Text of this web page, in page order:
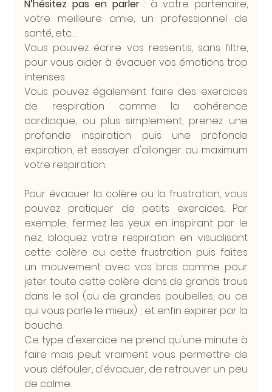
N’hésitez pas en parler : à votre partenaire,
votre meilleure amie, un professionnel de
santé, etc…
Vous pouvez écrire vos ressentis, sans filtre,
pour vous aider à évacuer vos émotions trop
intenses.
Vous pouvez également faire des exercices
de respiration comme la cohérence
cardiaque, ou plus simplement, prenez une
profonde inspiration puis une profonde
expiration, et essayer d'allonger au maximum
votre respiration.
Pour évacuer la colère ou la frustration, vous
pouvez pratiquer de petits exercices. Par
exemple, fermez les yeux en inspirant par le
nez, bloquez votre respiration en visualisant
cette colère ou cette frustration puis faites
un mouvement avec vos bras comme pour
jeter toute cette colère dans de grands trous
dans le sol (ou de grandes poubelles, ou ce
qui vous parle le mieux) ; et enfin expirer par la
bouche.
Ce type d'exercice ne prend qu'une minute à
faire mais peut vraiment vous permettre de
vous défouler, d'évacuer, de retrouver un peu
de calme.